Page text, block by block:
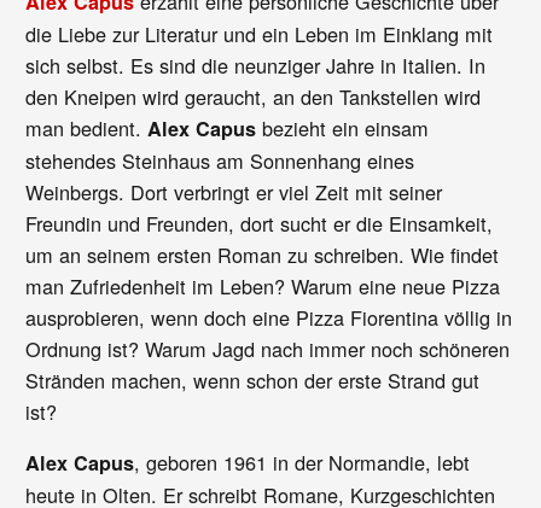
die Liebe zur Literatur und ein Leben im Einklang mit
sich selbst. Es sind die neunziger Jahre in Italien. In
den Kneipen wird geraucht, an den Tankstellen wird
man bedient. Alex Capus bezieht ein einsam
stehendes Steinhaus am Sonnenhang eines
Weinbergs. Dort verbringt er viel Zeit mit seiner
Freundin und Freunden, dort sucht er die Einsamkeit,
um an seinem ersten Roman zu schreiben. Wie findet
man Zufriedenheit im Leben? Warum eine neue Pizza
ausprobieren, wenn doch eine Pizza Fiorentina völlig in
Ordnung ist? Warum Jagd nach immer noch schöneren
Stränden machen, wenn schon der erste Strand gut
ist?
Alex Capus, geboren 1961 in der Normandie, lebt
heute in Olten. Er schreibt Romane, Kurzgeschichten